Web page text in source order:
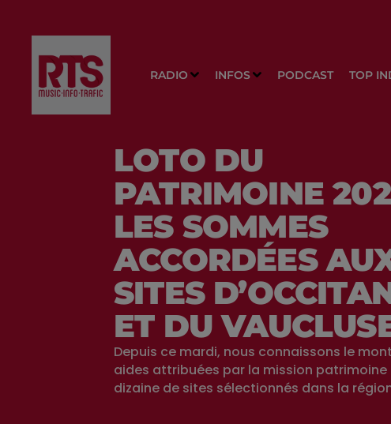
RADIO INFOS PODCAST TOP
LOTO DU
PATRIMOINE
LES SOMMES
ACCORDÉES
SITES
ET DU
Depuis ce mardi, nous connaissons le
aides attribuées par la mission patrimoine
dizaine de sites sélectionnés dans la